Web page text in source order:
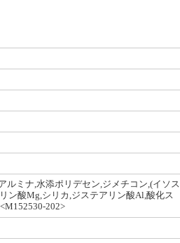
ルミナ,水添ポリデセン,ジメチコン,(イソス
ン酸Mg,シリカ,ジステアリン酸Al,酸化ス
202>